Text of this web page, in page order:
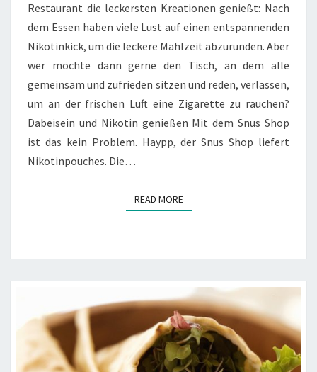
Restaurant die leckersten Kreationen genießt: Nach
dem Essen haben viele Lust auf einen entspannenden
Nikotinkick, um die leckere Mahlzeit abzurunden. Aber
wer möchte dann gerne den Tisch, an dem alle
gemeinsam und zufrieden sitzen und reden, verlassen,
um an der frischen Luft eine Zigarette zu rauchen?
Dabeisein und Nikotin genießen Mit dem Snus Shop
ist das kein Problem. Haypp, der Snus Shop liefert
Nikotinpouches. Die…
READ MOREREAD MORE